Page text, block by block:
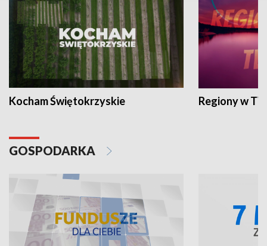
Kocham Świętokrzyskie Regiony w
GOSPODARKA